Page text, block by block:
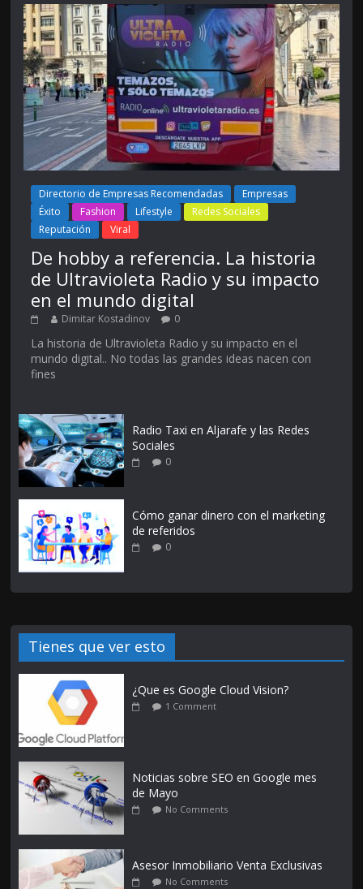
Directorio de Empresas Recomendadas
Empresas
Éxito
Fashion Lifestyle
Redes Sociales
Reputación
Viral
De hobby a referencia. La historia
de Ultravioleta Radio y su impacto
en el mundo digital
Dimitar Kostadinov 0
La historia de Ultravioleta Radio y su impacto en el
mundo digital.. No todas las grandes ideas nacen con
fines
Radio Taxi en Aljarafe y las Redes
Sociales
0
Cómo ganar dinero con el marketing
de referidos
0
Tienes que ver esto
¿Que es Google Cloud Vision?
1 Comment
Noticias sobre SEO en Google mes
de Mayo
No Comments
Asesor Inmobiliario Venta Exclusivas
No Comments